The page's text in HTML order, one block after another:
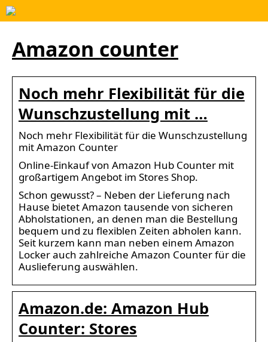
Amazon counter
Noch mehr Flexibilität für die
Wunschzustellung mit …
Noch mehr Flexibilität für die Wunschzustellung
mit Amazon Counter
Online-Einkauf von Amazon Hub Counter mit
großartigem Angebot im Stores Shop.
Schon gewusst? – Neben der Lieferung nach
Hause bietet Amazon tausende von sicheren
Abholstationen, an denen man die Bestellung
bequem und zu flexiblen Zeiten abholen kann.
Seit kurzem kann man neben einem Amazon
Locker auch zahlreiche Amazon Counter für die
Auslieferung auswählen.
Amazon.de: Amazon Hub
Counter: Stores